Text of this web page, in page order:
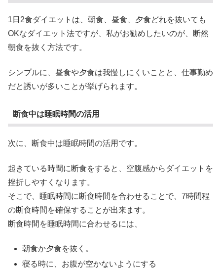
1日2食ダイエットは、朝食、昼食、夕食どれを抜いても
OKなダイエット法ですが、私がお勧めしたいのが、断然
朝食を抜く方法です。
シンプルに、昼食や夕食は我慢しにくいことと、仕事勤め
だと誘いが多いことが挙げられます。
断食中は睡眠時間の活用
次に、断食中は睡眠時間の活用です。
起きている時間に断食をすると、空腹感からダイエットを
挫折しやすくなります。
そこで、睡眠時間に断食時間を合わせることで、7時間程
の断食時間を確保することが出来ます。
断食時間を睡眠時間に合わせるには、
朝食か夕食を抜く。
寝る時に、お腹が空かないようにする